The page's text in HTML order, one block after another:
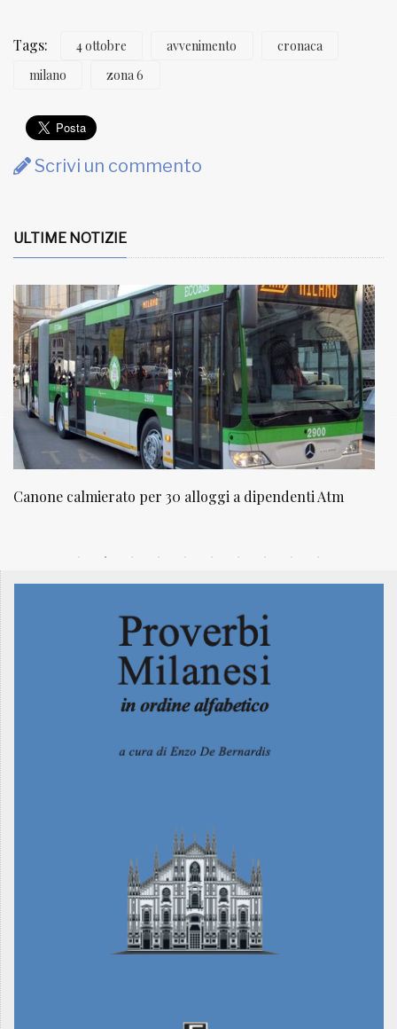
Tags: 4 ottobre avvenimento
cronaca
milano
zona 6
Scrivi un commento
ULTIME NOTIZIE
NATUROPATIA IN BREVE 20/01